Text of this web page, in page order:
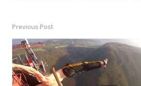
Post
navigation
Previous Post